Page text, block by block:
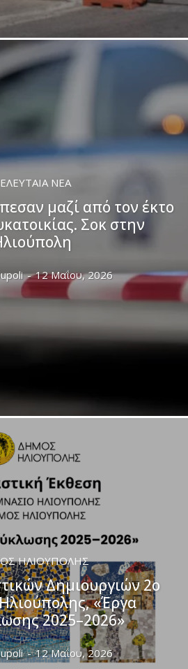
ΝΈΑ
μαζί από τον έκτο
Σοκ στην
- 12 Μαΐου, 2026
ΗΛΙΟΎΠΟΛΗΣ
Δημιουργιών 2ο
«Έργα
2025–2026»
- 12 Μαΐου, 2026